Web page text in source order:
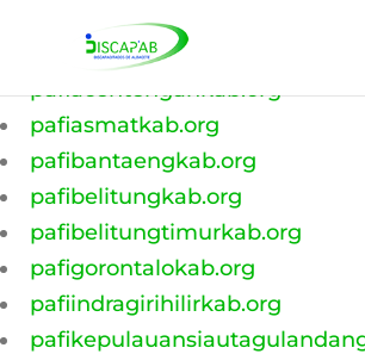
pafiacehbaratkab.org
pafiacehbesarkab.org
pafiacehtengahkab.org
pafiasmatkab.org
pafibantaengkab.org
pafibelitungkab.org
pafibelitungtimurkab.org
pafigorontalokab.org
pafiindragirihilirkab.org